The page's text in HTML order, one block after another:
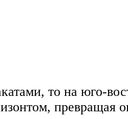
то на юго-
превращая